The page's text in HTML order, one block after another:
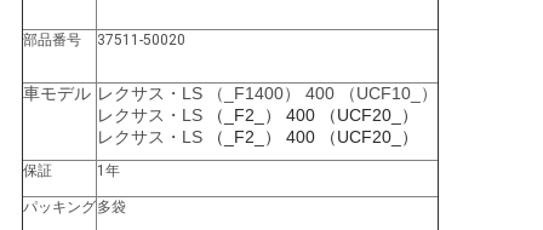
ー
ス
引
金
部品番号 37511-50020
車モデル レクサス・LS （_F1400） 400 （UCF10_）
レクサス・LS
（_F2_） 400 （UCF20_）
レクサス・LS
（_F2_） 400 （UCF20_）
保証 1年
パッキング多袋